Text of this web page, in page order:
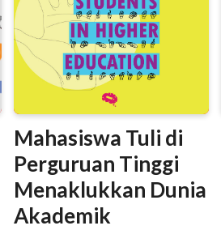
Mahasiswa Tuli di
Perguruan Tinggi
Menaklukkan Dunia
Akademik